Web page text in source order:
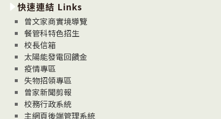
消
息
News
快速連結 Links
曾文家商實境導覽
餐管科特色招生
校長信箱
太陽能發電回饋金
疫情專區
失物招領專區
曾家新聞剪報
校務行政系統
主網頁後端管理系統